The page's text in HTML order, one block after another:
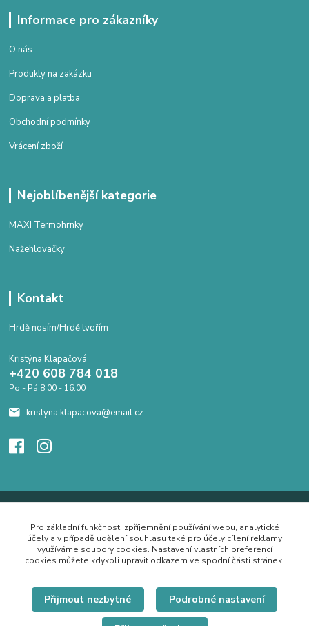
Informace pro zákazníky
O nás
Produkty na zakázku
Doprava a platba
Obchodní podmínky
Vrácení zboží
Nejoblíbenější kategorie
MAXI Termohrnky
Nažehlovačky
Kontakt
Hrdě nosím/Hrdě tvořím
Kristýna Klapačová
+420 608 784 018
Po - Pá 8.00 - 16.00
kristyna.klapacova@email.cz
Pro základní funkčnost, zpříjemnění používání webu, analytické
účely a v případě udělení souhlasu také pro účely cílení reklamy
využíváme soubory cookies. Nastavení vlastních preferencí
cookies můžete kdykoli upravit odkazem ve spodní části stránek.
Přijmout nezbytné Podrobné nastavení